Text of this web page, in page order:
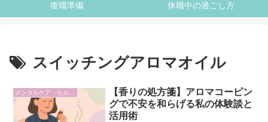
復職準備 休職中の過ごし方
スイッチングアロマオイル
【香りの処方箋】アロマコーピン
グで不安を和らげる私の体験談と
活用術